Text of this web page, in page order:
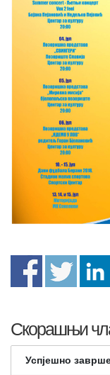
Скорашњи
Успјешно